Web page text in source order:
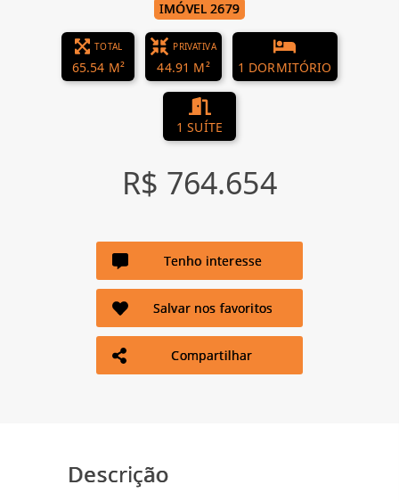
IMÓVEL 2679
TOTAL
65.54 M²
PRIVATIVA
44.91 M² 1 DORMITÓRIO
1 SUÍTE
R$ 764.654
Tenho interesse
Salvar nos favoritos
Compartilhar
Descrição